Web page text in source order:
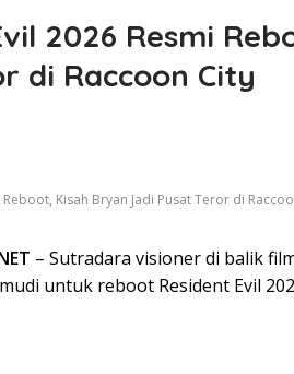
2026 Resmi
di Raccoon City
Reboot, Kisah Bryan Jadi Pusat Teror di
– Sutradara visioner di balik
untuk reboot Resident Evil